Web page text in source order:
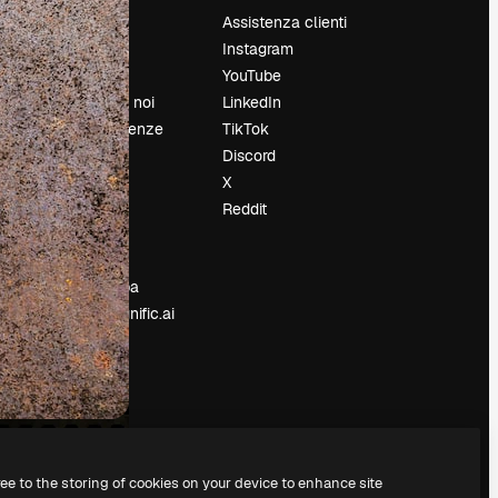
Prezzi
Chi siamo
Recensioni
Lavora con noi
Cerca tendenze
Blog
Eventi
Slidesgo
Vendi i tuoi
contenuti
Sala stampa
Cerchi magnific.ai
Assistenza clienti
Instagram
YouTube
LinkedIn
TikTok
Discord
X
Reddit
to the storing of cookies on your device to enhance site